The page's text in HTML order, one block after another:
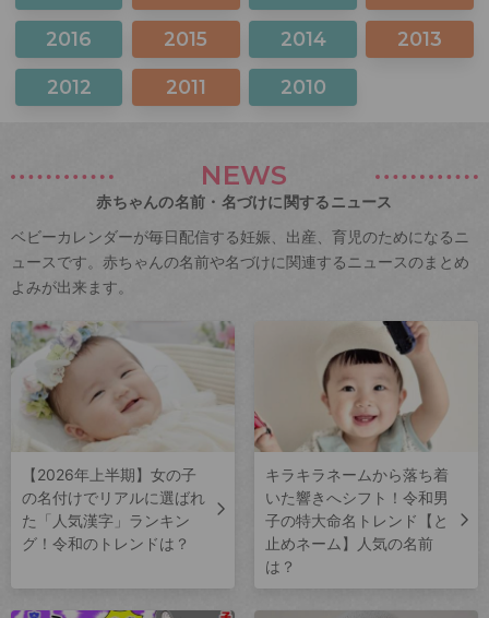
2016 2015 2014 2013
2012 2011 2010
NEWS
赤ちゃんの名前・名づけに関するニュース
ベビーカレンダーが毎日配信する妊娠、出産、育児のためになるニ
ュースです。赤ちゃんの名前や名づけに関連するニュースのまとめ
よみが出来ます。
【2026年上半期】女の子
の名付けでリアルに選ばれ
た「人気漢字」ランキン
グ！令和のトレンドは？
キラキラネームから落ち着
いた響きへシフト！令和男
子の特大命名トレンド【と
止めネーム】人気の名前
は？